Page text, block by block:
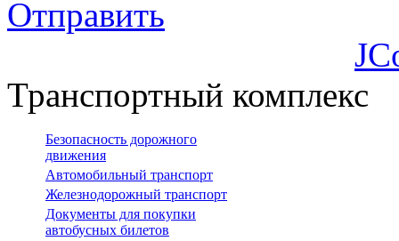
Отправить
Транспортный комплекс
Безопасность дорожного
движения
Автомобильный транспорт
Железнодорожный транспорт
Документы для покупки
автобусных билетов